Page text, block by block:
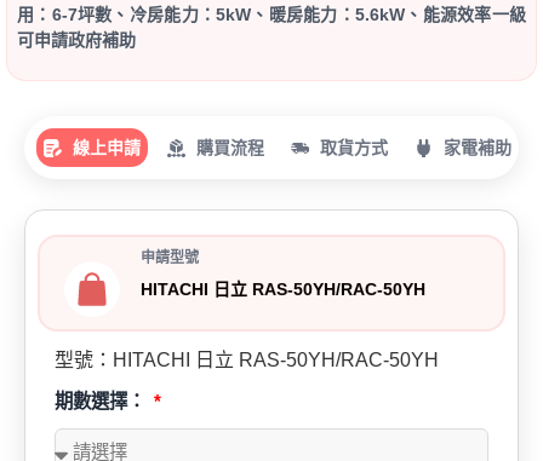
用：6-7坪數、冷房能力：5kW、暖房能力：5.6kW、能源效率一級
可申請政府補助
線上申請 購買流程 取貨方式 家電補助
申請型號
HITACHI 日立 RAS-50YH/RAC-50YH
型號：HITACHI 日立 RAS-50YH/RAC-50YH
期數選擇：